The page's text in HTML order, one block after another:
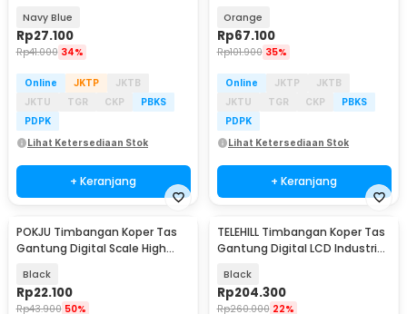
Navy Blue
Rp27.100
Rp41.000 34%
Online JKTP
JKTB
JKTU
TGR CKP
PBKS
PDPK
Lihat Ketersediaan Stok
+ Keranjang
Orange
Rp67.100
Rp101.900 35%
Online JKTP
JKTB
JKTU
TGR CKP
PBKS
PDPK
Lihat Ketersediaan Stok
+ Keranjang
POKJU Timbangan Koper Tas
Gantung Digital Scale High
Black
Rp22.100
Rp43.900 50%
Akan Datang
TELEHILL Timbangan Koper Tas
Gantung Digital LCD Industri
Black
Rp204.300
Rp260.000 22%